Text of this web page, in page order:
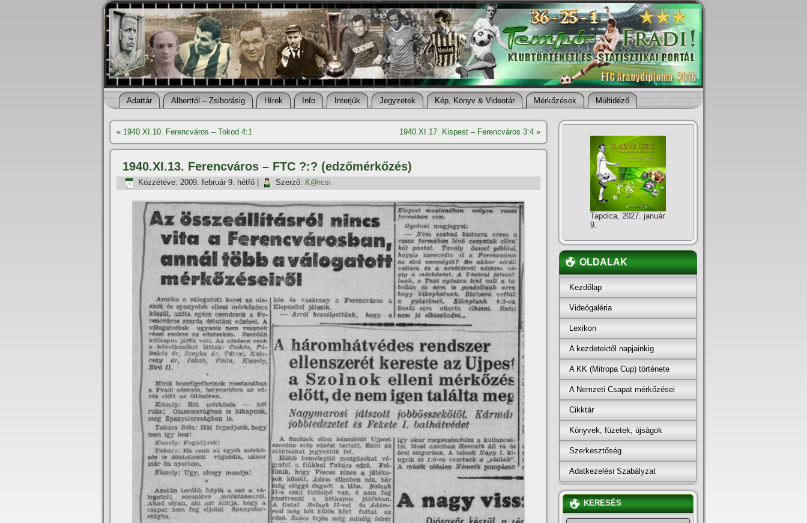
Adattár Alberttól – Zsiborásig Hí­rek Info Interjúk Jegyzetek Kép, Könyv & Videotár Mérkőzések Múltidéző
« 1940.XI.10. Ferencváros – Tokod 4:1 1940.XI.17. Kispest – Ferencváros 3:4 »
1940.XI.13. Ferencváros – FTC ?:? (edzőmérkőzés)
Közzétéve: 2009. február 9. hétfő Szerző: K@rcsi
Tapolca, 2027. január
9.
OLDALAK
Kezdőlap
Videógaléria
Lexikon
A kezdetektől napjainkig
A KK (Mitropa Cup) története
A Nemzeti Csapat mérkőzései
Cikktár
Könyvek, füzetek, újságok
Szerkesztőség
Adatkezelési Szabályzat
KERESÉS